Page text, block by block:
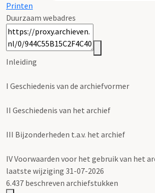
Printen
Duurzaam webadres
Inleiding
I Geschiedenis van de archiefvormer
II Geschiedenis van het archief
III Bijzonderheden t.a.v. het archief
IVVoorwaarden voor het gebruik van het
laatste wijziging 31-07-2026
6.437 beschreven archiefstukken